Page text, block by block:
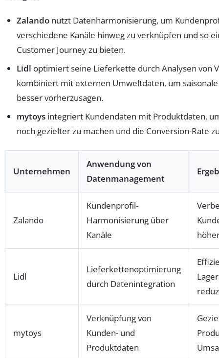
Zalando nutzt Datenharmonisierung, um
verschiedene Kanäle hinweg zu verknüpfen und so
Customer Journey zu bieten.
Lidl optimiert seine Lieferkette durch Analysen von
kombiniert mit externen Umweltdaten, um saisonale
besser vorherzusagen.
mytoys integriert Kundendaten mit Produktdaten,
noch gezielter zu machen und die Conversion-Rate
Unternehmen
Anwendung von
Datenmanagement
Zalando
Kundenprofil-
Harmonisierung über
Kanäle
Lidl
Lieferkettenoptimierung
durch Datenintegration
mytoys
Verknüpfung von
Kunden- und
Produktdaten